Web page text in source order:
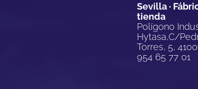
Sevilla ·
tienda
Polígono
Hytasa,C/
Torres, 5,
954 65 77 01